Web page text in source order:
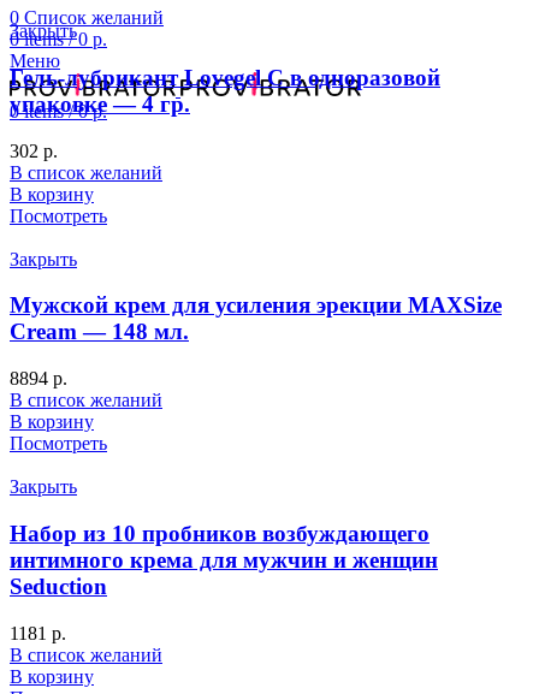
0 Список желаний
0items / 0 р.
Меню
0items / 0р.
Закрыть
Гель-лубрикант Lovegel C в одноразовой
упаковке — 4 гр.
302 р.
В список желаний
В корзину
Посмотреть
Закрыть
Мужской крем для усиления эрекции MAXSize
Cream — 148 мл.
8894 р.
В список желаний
В корзину
Посмотреть
Закрыть
Набор из 10 пробников возбуждающего
интимного крема для мужчин и женщин
Seduction
1181 р.
В список желаний
В корзину